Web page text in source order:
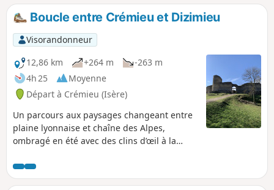
Boucle entre Crémieu et Dizimieu
Visorandonneur
12,86 km
+264 m
-263 m
4h 25
Moyenne
Départ à Crémieu (Isère)
Un parcours aux paysages changeant entre
plaine lyonnaise et chaîne des Alpes,
ombragé en été avec des clins d’œil à la